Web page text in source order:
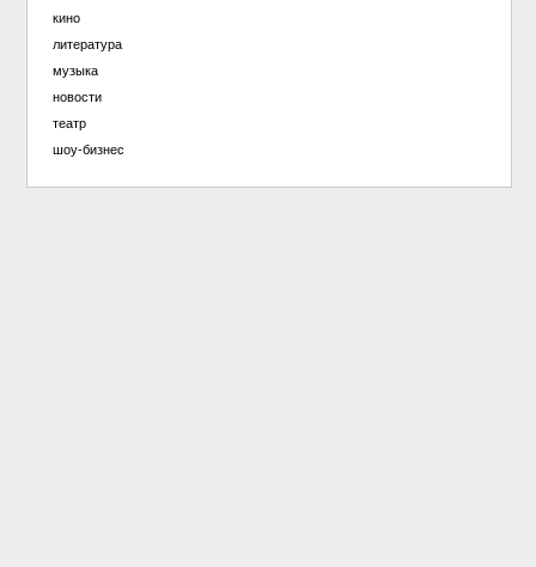
кино
литература
музыка
новости
театр
шоу-бизнес